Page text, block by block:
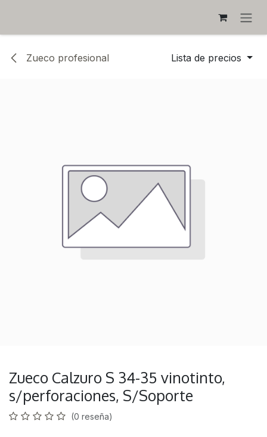
Zueco profesional Lista de precios
Zueco Calzuro S 34-35 vinotinto,
s/perforaciones, S/Soporte
(0 reseña)